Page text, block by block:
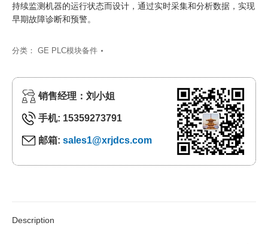
持续监测机器的运行状态而设计，通过实时采集和分析数据，实现
早期故障诊断和预警。
分类： GE PLC模块备件
销售经理：刘小姐
手机: 15359273791
邮箱: sales1@xrjdcs.com
Description